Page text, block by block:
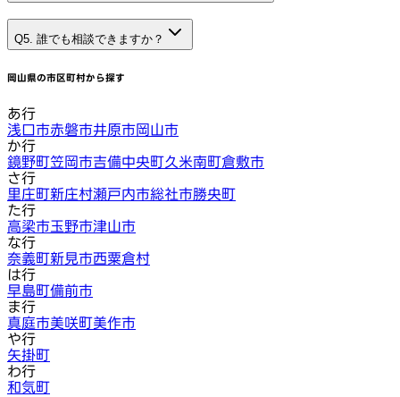
Q5. 誰でも相談できますか？
岡山県の市区町村から探す
あ行
浅口市赤磐市井原市岡山市
か行
鏡野町笠岡市吉備中央町久米南町倉敷市
さ行
里庄町新庄村瀬戸内市総社市勝央町
た行
高梁市玉野市津山市
な行
奈義町新見市西粟倉村
は行
早島町備前市
ま行
真庭市美咲町美作市
や行
矢掛町
わ行
和気町